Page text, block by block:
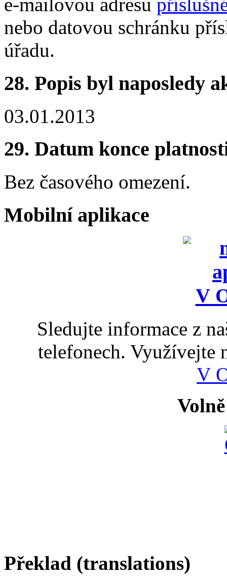
e-mailovou adresu
nebo datovou schránku
úřadu.
28. Popis byl naposledy
03.01.2013
29. Datum konce
Bez časového omezení.
Mobilní aplikace
Sledujte informace z
telefonech. Využívejte
V
Překlad (translations)